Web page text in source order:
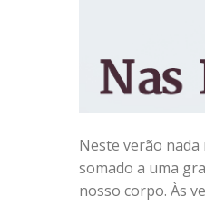
Neste verão
somado a uma
nosso corpo. Às